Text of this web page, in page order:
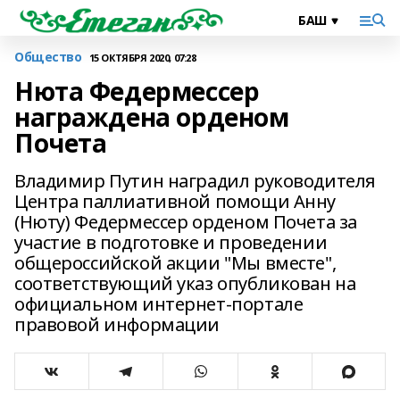
Общество 15 ОКТЯБРЯ 2020, 07:28
Нюта Федермессер
награждена орденом
Почета
Владимир Путин наградил руководителя
Центра паллиативной помощи Анну
(Нюту) Федермессер орденом Почета за
участие в подготовке и проведении
общероссийской акции "Мы вместе",
соответствующий указ опубликован на
официальном интернет-портале
правовой информации